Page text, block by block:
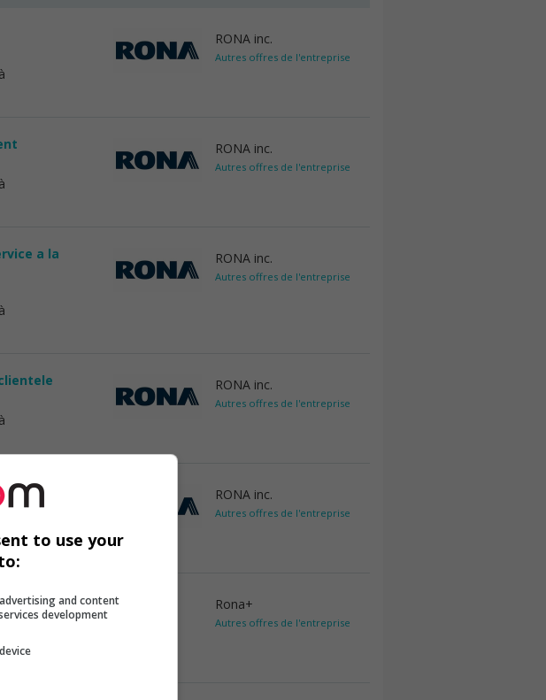
RONA inc.
Autres offres de l'entreprise
RONA inc.
Autres offres de l'entreprise
a la
RONA inc.
Autres offres de l'entreprise
RONA inc.
Autres offres de l'entreprise
RONA inc.
Autres offres de l'entreprise
Rona+
Autres offres de l'entreprise
to use your
and content
development